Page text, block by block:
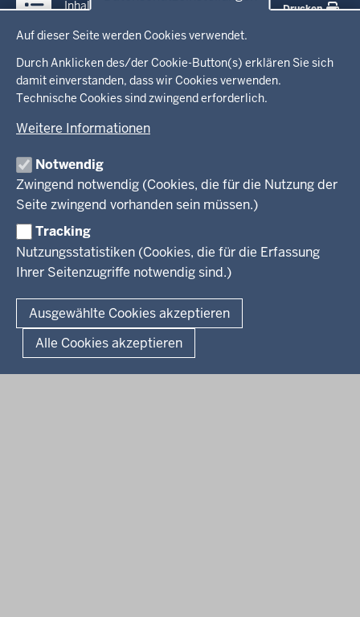
Auf dieser Seite werden Cookies verwendet.
Durch Anklicken des/der Cookie-Button(s) erklären Sie sich
damit einverstanden, dass wir Cookies verwenden.
Technische Cookies sind zwingend erforderlich.
Weitere Informationen
Notwendig
Zwingend notwendig (Cookies, die für die Nutzung der
Seite zwingend vorhanden sein müssen.)
Tracking
Nutzungsstatistiken (Cookies, die für die Erfassung
Ihrer Seitenzugriffe notwendig sind.)
Ausgewählte Cookies akzeptieren
Alle Cookies akzeptieren
Inhalt
Drucken
Menü
in
der
Fußzeile
Startseite
Ministerium
Leitung des Hauses
Organisation
Arbeitgeber Ministerium
Rechtsgrundlagen
Kultur
Wissenschaft, Forschung, Lehre und Studium
Presse
Service
Kontakt
Fußzeile
Datenschutz Erklärung zur Barrierefreiheit